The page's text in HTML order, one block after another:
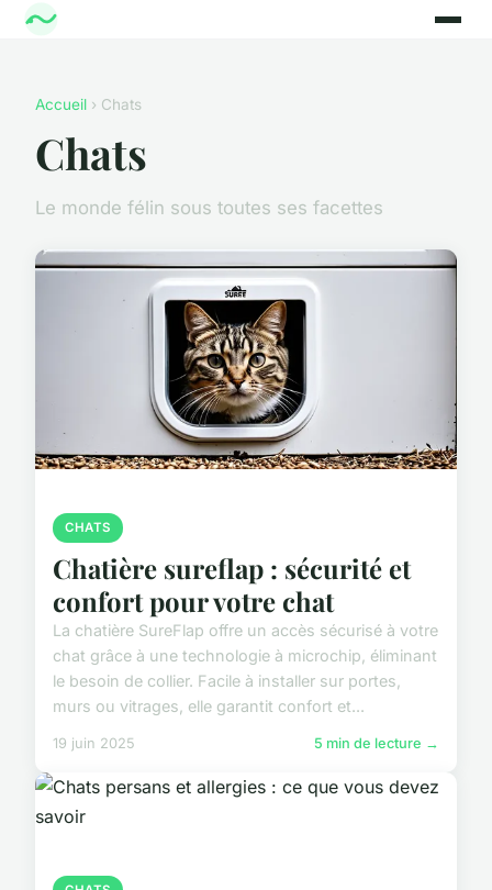
Accueil › Chats
Chats
Le monde félin sous toutes ses facettes
CHATS
Chatière sureflap : sécurité et
confort pour votre chat
La chatière SureFlap offre un accès sécurisé à votre
chat grâce à une technologie à microchip, éliminant
le besoin de collier. Facile à installer sur portes,
murs ou vitrages, elle garantit confort et...
19 juin 2025 5 min de lecture →